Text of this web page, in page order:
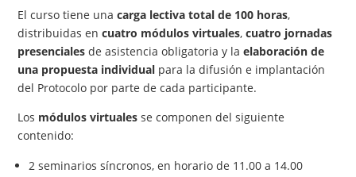
El curso tiene unacarga lectiva total de 100 horas,
distribuidas encuatro módulos virtuales,cuatro jornadas
presenciales de asistencia obligatoria y laelaboración de
una propuesta individual para la difusión e implantación
del Protocolo por parte de cada participante.
Los módulos virtuales se componen del siguiente
contenido:
2 seminarios síncronos, en horario de 11.00 a 14.00